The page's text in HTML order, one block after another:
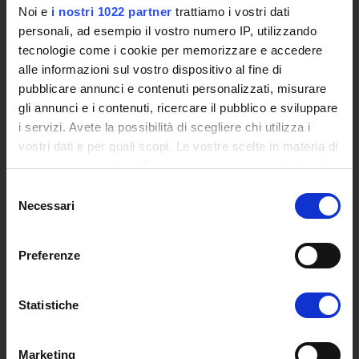
Noi e i nostri 1022 partner trattiamo i vostri dati
personali, ad esempio il vostro numero IP, utilizzando
tecnologie come i cookie per memorizzare e accedere
alle informazioni sul vostro dispositivo al fine di
pubblicare annunci e contenuti personalizzati, misurare
gli annunci e i contenuti, ricercare il pubblico e sviluppare
i servizi. Avete la possibilità di scegliere chi utilizza i
vostri dati e per quali scopi. Le vostre scelte in materia di
privacy sono applicabili solo su questa proprietà digitale
modificare o revocare il proprio consenso in qualsiasi
momento dalla Dichiarazione sui cookie o facendo clic
raccogliere informazioni sulla tua posizione
geografica, con un'approssimazione di qualche
delNecessari
Preferenze
Statistiche
Marketing
Certified E-mail
Rector Inbox
TEACHING
Degree Courses
Advanced training courses
Research Doctorate
Qualifying educational programs for initial teacher training,
DPCM 4/8/23